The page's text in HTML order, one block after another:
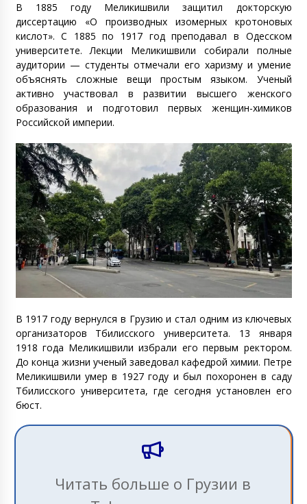
В 1885 году Меликишвили защитил докторскую
диссертацию «О производных изомерных кротоновых
кислот». С 1885 по 1917 год преподавал в Одесском
университете. Лекции Меликишвили собирали полные
аудитории — студенты отмечали его харизму и умение
объяснять сложные вещи простым языком. Ученый
активно участвовал в развитии высшего женского
образования и подготовил первых женщин-химиков
Российской империи.
В 1917 году вернулся в Грузию и стал одним из ключевых
организаторов Тбилисского университета. 13 января
1918 года Меликишвили избрали его первым ректором.
До конца жизни ученый заведовал кафедрой химии. Петре
Меликишвили умер в 1927 году и был похоронен в саду
Тбилисского университета, где сегодня установлен его
бюст.
Читать больше о Грузии в